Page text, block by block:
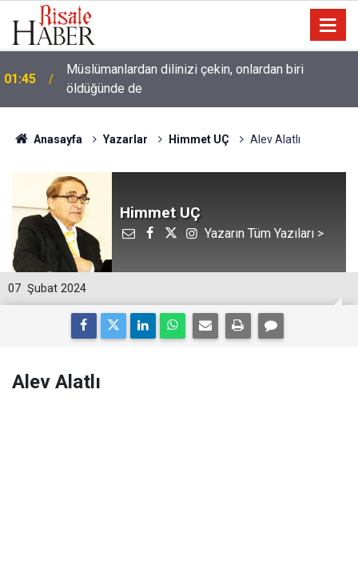
01:45
Müslümanlardan dilinizi çekin, onlardan biri
öldüğünde de
Anasayfa Yazarlar Himmet UÇ Alev Alatlı
Himmet UÇ
Yazarın Tüm Yazıları >
07 Şubat 2024
Alev Alatlı